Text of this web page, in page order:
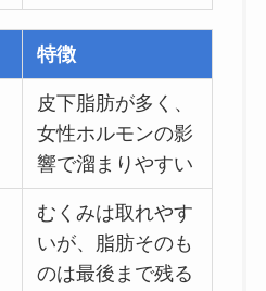
特徴
皮下脂肪が多く、
女性ホルモンの影
響で溜まりやすい
むくみは取れやす
いが、脂肪そのも
のは最後まで残る